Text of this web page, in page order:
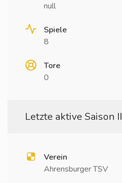
null
Spiele
8
Tore
0
Letzte aktive Saison II
Verein
Ahrensburger TSV